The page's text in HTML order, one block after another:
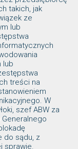
takich, jak
ze
lub
lub
treści na
W
szef ABW za
do sądu, z
sprawie.